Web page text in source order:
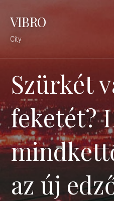
VIBRO
City
Szürkét
feketét?
az új